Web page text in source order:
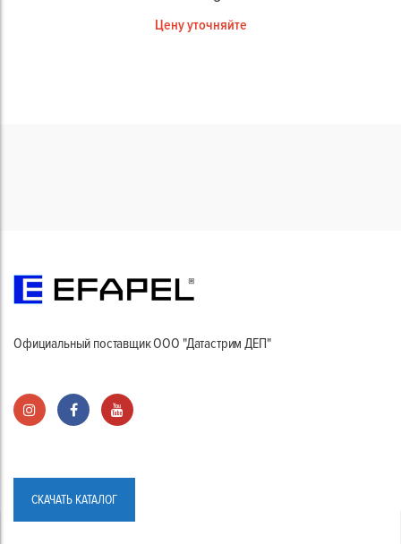
Цену уточняйте
Официальный поставщик ООО "Датастрим ДЕП"
СКАЧАТЬ КАТАЛОГ